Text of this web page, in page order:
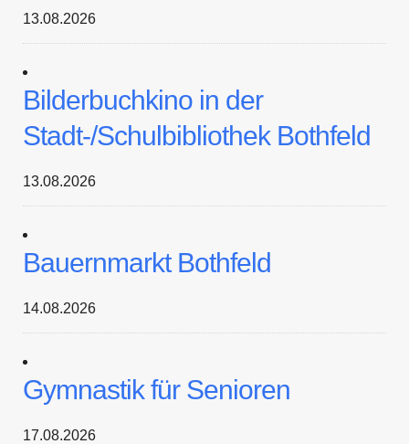
13.08.2026
Bilderbuchkino in der
Stadt-/Schulbibliothek Bothfeld
13.08.2026
Bauernmarkt Bothfeld
14.08.2026
Gymnastik für Senioren
17.08.2026